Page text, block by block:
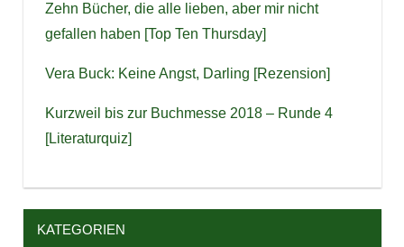
Zehn Bücher, die alle lieben, aber mir nicht
gefallen haben [Top Ten Thursday]
Vera Buck: Keine Angst, Darling [Rezension]
Kurzweil bis zur Buchmesse 2018 – Runde 4
[Literaturquiz]
KATEGORIEN